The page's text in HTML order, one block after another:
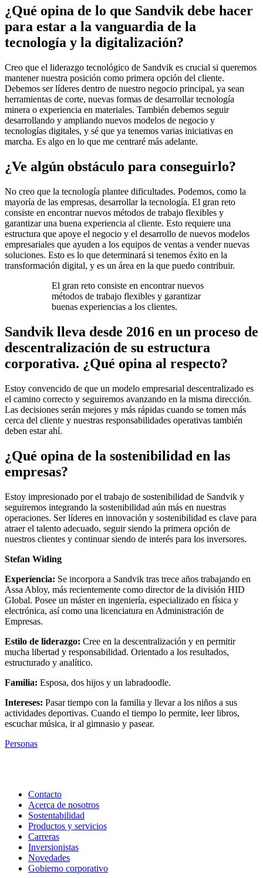
¿Qué opina de lo que Sandvik debe hacer
para estar a la vanguardia de la
tecnología y la digitalización?
Creo que el liderazgo tecnológico de Sandvik es crucial si queremos
mantener nuestra posición como primera opción del cliente.
Debemos ser líderes dentro de nuestro negocio principal, ya sean
herramientas de corte, nuevas formas de desarrollar tecnología
minera o experiencia en materiales. También debemos seguir
desarrollando y ampliando nuevos modelos de negocio y
tecnologías digitales, y sé que ya tenemos varias iniciativas en
marcha. Es algo en lo que me centraré más adelante.
¿Ve algún obstáculo para conseguirlo?
No creo que la tecnología plantee dificultades. Podemos, como la
mayoría de las empresas, desarrollar la tecnología. El gran reto
consiste en encontrar nuevos métodos de trabajo flexibles y
garantizar una buena experiencia al cliente. Esto requiere una
estructura que apoye el negocio y el desarrollo de nuevos modelos
empresariales que ayuden a los equipos de ventas a vender nuevas
soluciones. Esto es lo que determinará si tenemos éxito en la
transformación digital, y es un área en la que puedo contribuir.
El gran reto consiste en encontrar nuevos
métodos de trabajo flexibles y garantizar
buenas experiencias a los clientes.
Sandvik lleva desde 2016 en un proceso de
descentralización de su estructura
corporativa. ¿Qué opina al respecto?
Estoy convencido de que un modelo empresarial descentralizado es
el camino correcto y seguiremos avanzando en la misma dirección.
Las decisiones serán mejores y más rápidas cuando se tomen más
cerca del cliente y nuestras responsabilidades operativas también
deben estar ahí.
¿Qué opina de la sostenibilidad en las
empresas?
Estoy impresionado por el trabajo de sostenibilidad de Sandvik y
seguiremos integrando la sostenibilidad aún más en nuestras
operaciones. Ser líderes en innovación y sostenibilidad es clave para
atraer el talento adecuado, seguir siendo la primera opción de
nuestros clientes y continuar siendo de interés para los inversores.
Stefan Widing
Experiencia: Se incorpora a Sandvik tras trece años trabajando en
Assa Abloy, más recientemente como director de la división HID
Global. Posee un máster en ingeniería, especializado en física y
electrónica, así como una licenciatura en Administración de
Empresas.
Estilo de liderazgo: Cree en la descentralización y en permitir
mucha libertad y responsabilidad. Orientado a los resultados,
estructurado y analítico.
Familia: Esposa, dos hijos y un labradoodle.
Intereses: Pasar tiempo con la familia y llevar a los niños a sus
actividades deportivas. Cuando el tiempo lo permite, leer libros,
escuchar música, ir al gimnasio y pasear.
Personas
Contacto
Acerca de nosotros
Sostentabilidad
Productos y servicios
Carreras
Inversionistas
Novedades
Gobierno corporativo